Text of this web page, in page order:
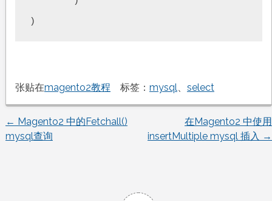
)
张贴在magento2教程 标签： mysql、 select
文
← Magento2 中的Fetchall()
mysql查询
在Magento2 中使用
insertMultiple mysql 插入 →